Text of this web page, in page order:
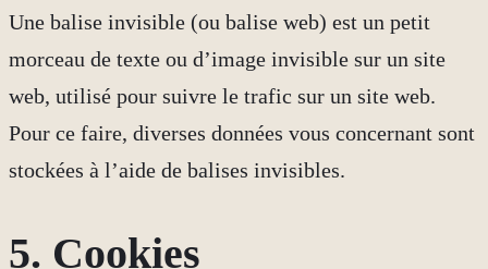
Une balise invisible (ou balise web) est un petit
morceau de texte ou d’image invisible sur un site
web, utilisé pour suivre le trafic sur un site web.
Pour ce faire, diverses données vous concernant sont
stockées à l’aide de balises invisibles.
5. Cookies